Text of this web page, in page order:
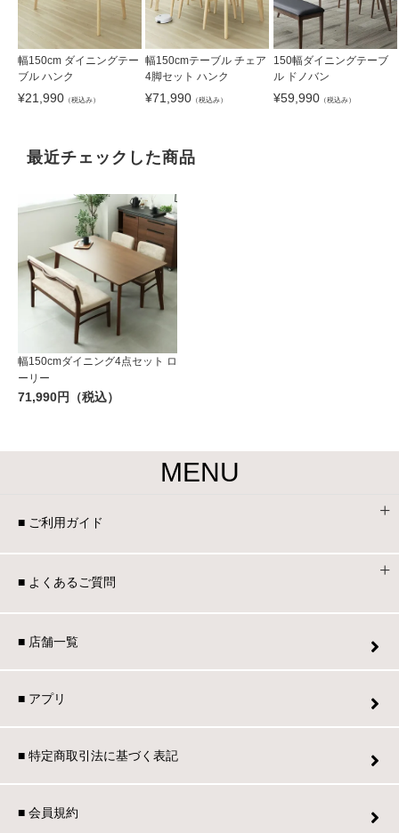
幅150cm ダイニングテー
ブル ハンク
¥21,990 （税込み）
幅150cmテーブル チェア
4脚セット ハンク
¥71,990 （税込み）
150幅ダイニングテーブ
ル ドノバン
¥59,990（税込み）
最近チェックした商品
幅150cmダイニング4点セット ロ
ーリー
71,990円（税込）
MENU
■ ご利用ガイド
■ よくあるご質問
■ 店舗一覧
■ アプリ
■ 特定商取引法に基づく表記
■ 会員規約